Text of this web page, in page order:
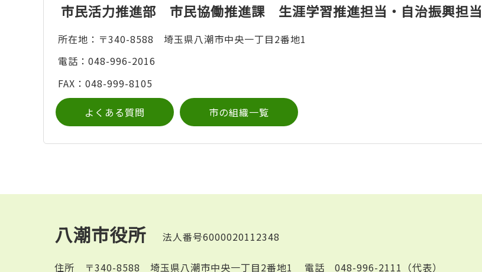
市民活力推進部 市民協働推進課 生涯学習推進担当・自治振興担当
所在地：〒340-8588 埼玉県八潮市中央一丁目2番地1
電話：048-996-2016
FAX：048-999-8105
よくある質問 市の組織一覧
八潮市役所 法人番号6000020112348
住所 〒340-8588 埼玉県八潮市中央一丁目2番地1 電話 048-996-2111（代表）